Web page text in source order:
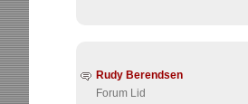
Rudy Berendsen
Forum Lid